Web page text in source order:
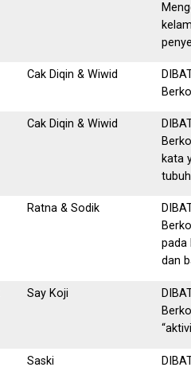
Cak Diqin & Wiwid
Cak Diqin & Wiwid
kata
Ratna & Sodik
pada
dan
Say Koji
Saski